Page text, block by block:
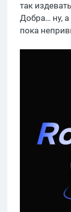
так
Добра… ну,
пока